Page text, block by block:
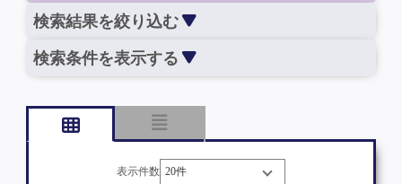
検索結果を絞り込む
検索条件を表示する
表示件数